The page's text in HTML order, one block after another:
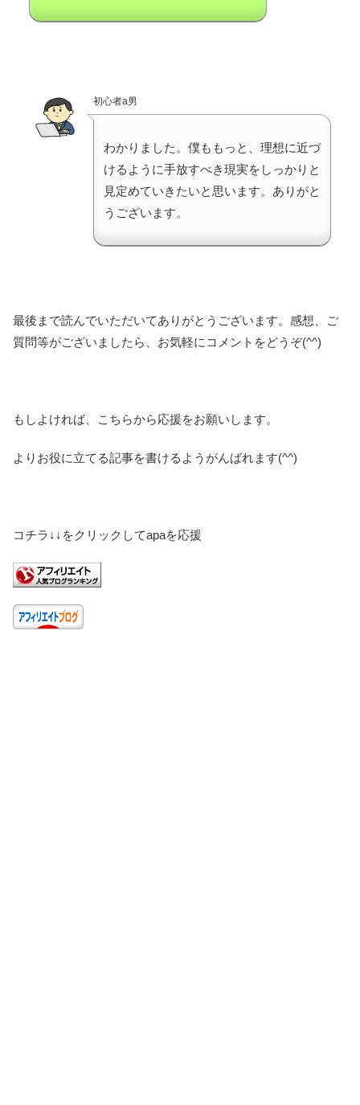
初心者a男
わかりました。僕ももっと、理想に近づ
けるように手放すべき現実をしっかりと
見定めていきたいと思います。ありがと
うございます。
最後まで読んでいただいてありがとうございます。感想、ご
質問等がございましたら、お気軽にコメントをどうぞ(^^)
もしよければ、こちらから応援をお願いします。
よりお役に立てる記事を書けるようがんばれます(^^)
コチラ↓↓をクリックしてapaを応援